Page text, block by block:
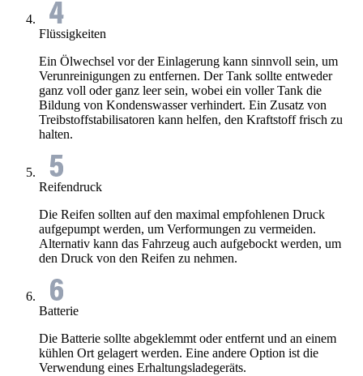
Flüssigkeiten
Ein Ölwechsel vor der Einlagerung kann sinnvoll sein, um
Verunreinigungen zu entfernen. Der Tank sollte entweder
ganz voll oder ganz leer sein, wobei ein voller Tank die
Bildung von Kondenswasser verhindert. Ein Zusatz von
Treibstoffstabilisatoren kann helfen, den Kraftstoff frisch zu
halten.
Reifendruck
Die Reifen sollten auf den maximal empfohlenen Druck
aufgepumpt werden, um Verformungen zu vermeiden.
Alternativ kann das Fahrzeug auch aufgebockt werden, um
den Druck von den Reifen zu nehmen.
Batterie
Die Batterie sollte abgeklemmt oder entfernt und an einem
kühlen Ort gelagert werden. Eine andere Option ist die
Verwendung eines Erhaltungsladegeräts.